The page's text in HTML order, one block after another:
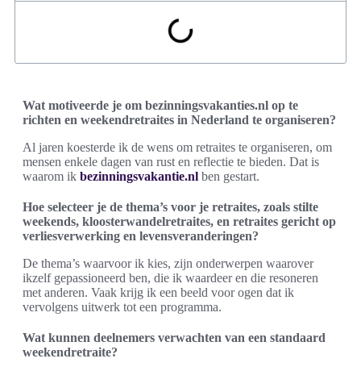
Wat motiveerde je om bezinningsvakanties.nl op te
richten en weekendretraites in Nederland te organiseren?
Al jaren koesterde ik de wens om retraites te organiseren, om
mensen enkele dagen van rust en reflectie te bieden. Dat is
waarom ik bezinningsvakantie.nl ben gestart.
Hoe selecteer je de thema’s voor je retraites, zoals stilte
weekends, kloosterwandelretraites, en retraites gericht op
verliesverwerking en levensveranderingen?
De thema’s waarvoor ik kies, zijn onderwerpen waarover
ikzelf gepassioneerd ben, die ik waardeer en die resoneren
met anderen. Vaak krijg ik een beeld voor ogen dat ik
vervolgens uitwerk tot een programma.
Wat kunnen deelnemers verwachten van een standaard
weekendretraite?